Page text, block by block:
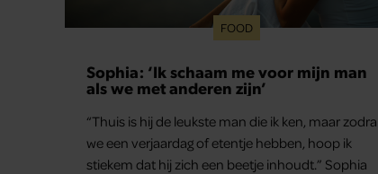
FOOD
Sophia: ‘Ik schaam me voor mijn man
als we met anderen zijn’
“Thuis is hij de leukste man die ik ken, maar zodra
we een verjaardag of etentje hebben, hoop ik
stiekem dat hij zich een beetje inhoudt.” Sophia